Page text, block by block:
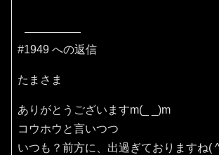
#1949 への返信
たまさま
ありがとうございますm(_ _)m
コウホウと言いつつ
いつも？前方に、出過ぎておりますね(